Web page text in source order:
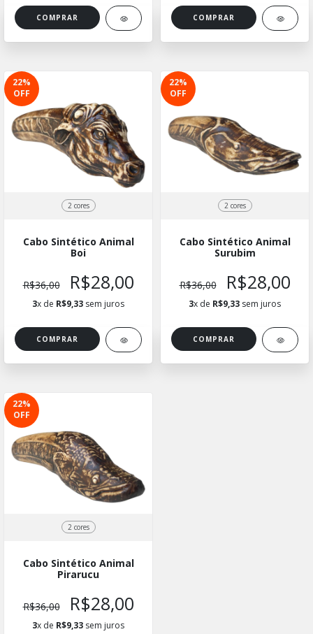
COMPRAR COMPRAR
22%
OFF
2 cores
Cabo Sintético Animal
Boi
R$36,00 R$28,00
3x de R$9,33 sem juros
COMPRAR
22%
OFF
2 cores
Cabo Sintético Animal
Surubim
R$36,00 R$28,00
3x de R$9,33 sem juros
COMPRAR
22%
OFF
2 cores
Cabo Sintético Animal
Pirarucu
R$36,00 R$28,00
3x de R$9,33 sem juros